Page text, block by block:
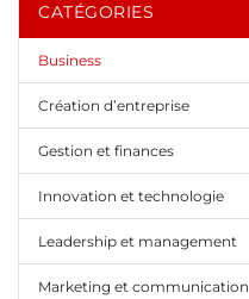
CATÉGORIES
Business
Création d’entreprise
Gestion et finances
Innovation et technologie
Leadership et management
Marketing et communication